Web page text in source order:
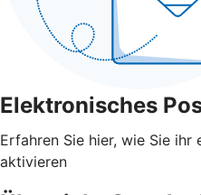
Elektronisches
Erfahren Sie hier, wie Sie
aktivieren